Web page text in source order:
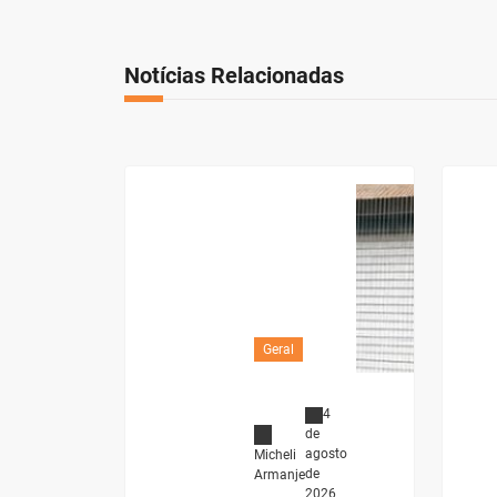
Notícias Relacionadas
Geral
Micheli
Armanje
4
de
agosto
de